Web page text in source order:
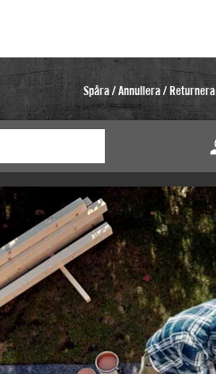
Spåra / Annullera / Returnera